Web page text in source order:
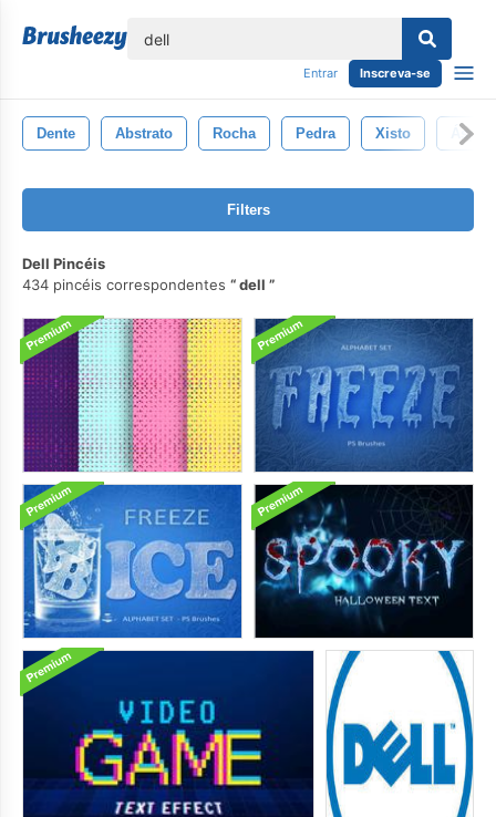
Entrar Inscreva-se
Dente Abstrato Rocha Pedra Xisto
Filters
Dell Pincéis
434 pincéis correspondentes
dell